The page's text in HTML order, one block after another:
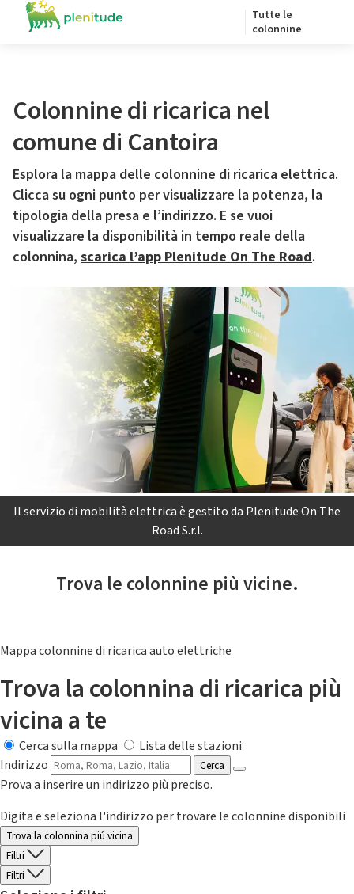
Tutte le
colonnine
Colonnine di ricarica nel
comune di Cantoira
Esplora la mappa delle colonnine di ricarica elettrica.
Clicca su ogni punto per visualizzare la potenza, la
tipologia della presa e l’indirizzo. E se vuoi
visualizzare la disponibilità in tempo reale della
colonnina, scarica l’app Plenitude On The Road.
Il servizio di mobilità elettrica è gestito da Plenitude On The
Road S.r.l.
Trova le colonnine più vicine.
Mappa colonnine di ricarica auto elettriche
Trova la colonnina di ricarica più
vicina a te
Cerca sulla mappa
Lista delle stazioni
Indirizzo
Cerca
Prova a inserire un indirizzo più preciso.
Digita e seleziona l'indirizzo per trovare le colonnine disponibili
Trova la colonnina piú vicina
Filtri
Filtri